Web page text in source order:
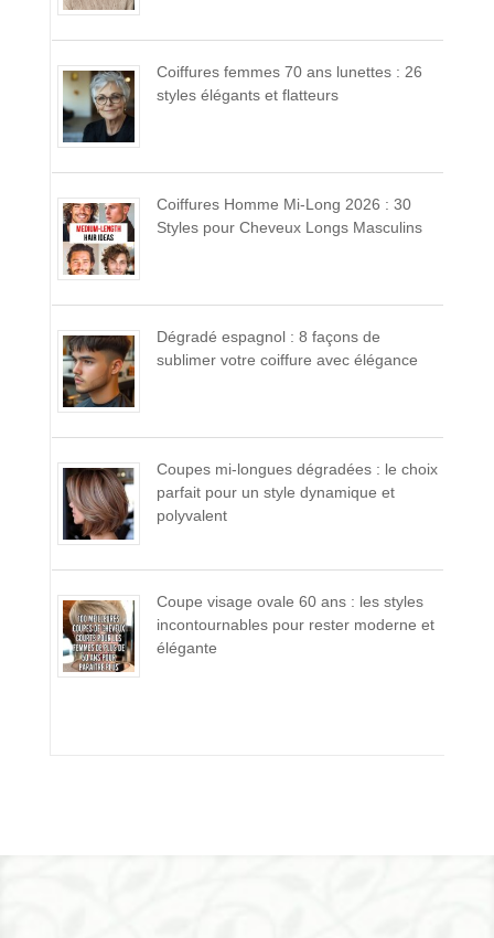
Coiffures femmes 70 ans lunettes : 26
styles élégants et flatteurs
Coiffures Homme Mi-Long 2026 : 30
Styles pour Cheveux Longs Masculins
Dégradé espagnol : 8 façons de
sublimer votre coiffure avec élégance
Coupes mi-longues dégradées : le choix
parfait pour un style dynamique et
polyvalent
Coupe visage ovale 60 ans : les styles
incontournables pour rester moderne et
élégante